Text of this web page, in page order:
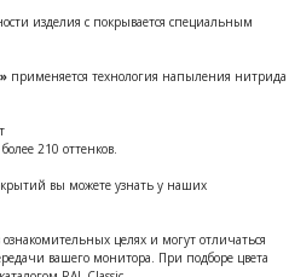
изделия с покрывается специальным
применяется технология напыления нитрида
210 оттенков.
вы можете узнать у наших
целях и могут отличаться
вашего монитора. При подборе цвета